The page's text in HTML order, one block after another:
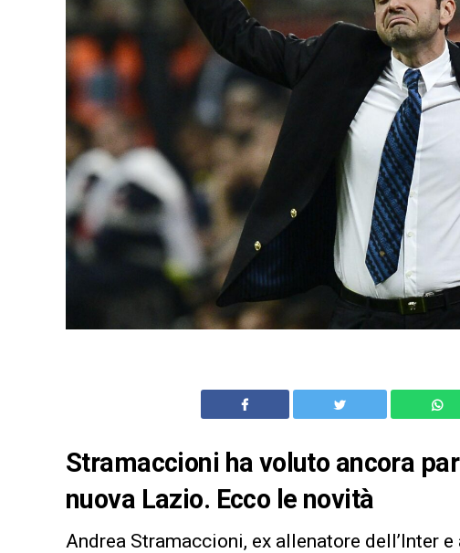
Stramaccioni ha voluto ancora
nuova Lazio. Ecco le novità
Andrea Stramaccioni, ex allenatore dell’Inter